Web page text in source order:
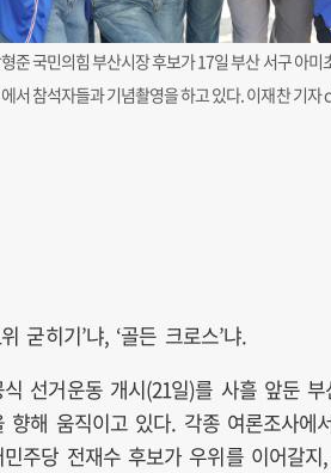
준 국민의힘 부산시장 후보가 17일 부산 서구 아
서 참석자들과 기념촬영을 하고 있다. 이재찬 기자
위 굳히기’냐, ‘골든 크로스’냐.
식 선거운동 개시(21일)를 사흘 앞둔
향해 움직이고 있다. 각종 여론조사에
민주당 전재수 후보가 우위를 이어갈